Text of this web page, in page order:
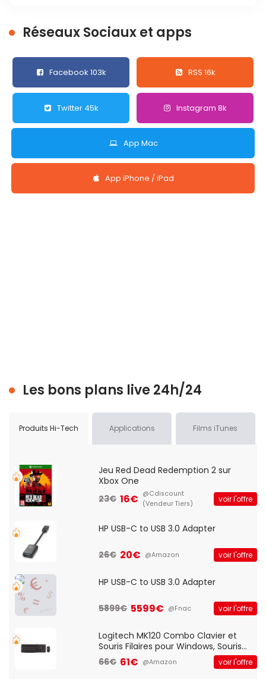
Réseaux Sociaux et apps
Facebook 103k RSS 16k
Twitter 45k Instagram 8k
App Mac
App iPhone / iPad
Les bons plans live 24h/24
Produits Hi-Tech Applications Films iTunes
Jeu Red Dead Redemption 2 sur
Xbox One
23€ 16€ @Cdiscount
(Vendeur Tiers)
voir l'offre
HP USB-C to USB 3.0 Adapter
26€ 20€ @Amazon voir l'offre
HP USB-C to USB 3.0 Adapter
5899€ 5599€ @Fnac voir l'offre
Logitech MK120 Combo Clavier et
Souris Filaires pour Windows, Souris
Optique Filaire, Connexion USB Plug
And Play, Confortable, Taille
66€ 61€ @Amazon voir l'offre